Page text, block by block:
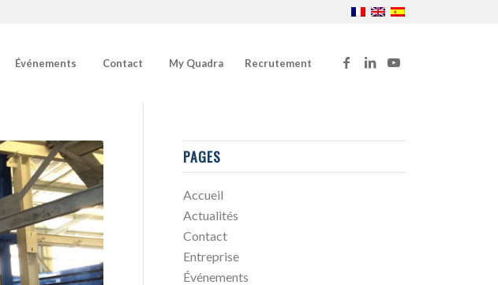
Événements Contact My Quadra Recrutement
PAGES
Accueil
Actualités
Contact
Entreprise
Événements